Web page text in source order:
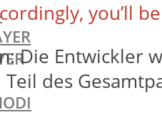
you’ll
Die Entwickler
des